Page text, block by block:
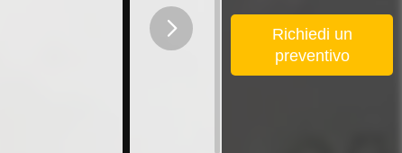
Richiedi un
preventivo